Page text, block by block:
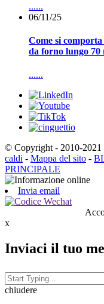
......
06/11/25
Come si
da forno lungo 70
......
© Copyright - 2010-
caldi - Mappa del sito -
PRINCIPALE
Invia email
x
Inviaci il tuo
chiudere